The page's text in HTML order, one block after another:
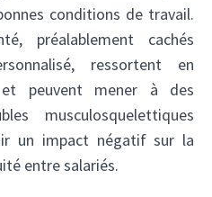
conditions de travail.
préalablement cachés
ressortent en
et peuvent mener à des
musculosquelettiques
un impact négatif sur la
entre salariés.